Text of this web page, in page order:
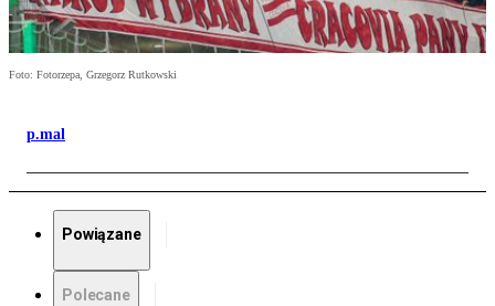
Foto: Fotorzepa, Grzegorz Rutkowski
p.mal
Powiązane
Polecane